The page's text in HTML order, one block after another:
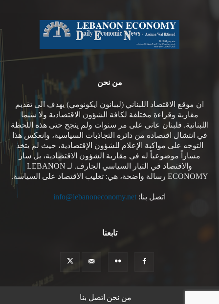
من نحن
ان موقع الاقتصاد اللبناني (ليبانون ايكونومي) يهدف الى تقديم
مقاربة وقراءة مختلفة لكافة الشؤون الاقتصادية ولا سيما
اللبنانية. فلبنان عانى على مر سنوات ولم ينجح حتى هذه اللحظة
في انتشال اقتصاده من دائرة التجاذبات السياسية، وانعكس هذا
التوجه على مواكبة الإعلام للشؤون الإقتصادية، حيث لم يتخذ
مساراً موضوعياً له في مقاربة الشؤون الاقتصادية، بل سار
والاقتصاد في التيار السياسي الجارف. لـ LEBANON
ECONOMY رسالة واضحة، هي: تغليب الاقتصاد على السياسة.
اتصل بنا: info@lebanoneconomy.net
تابعنا
من نحن اتصل بنا